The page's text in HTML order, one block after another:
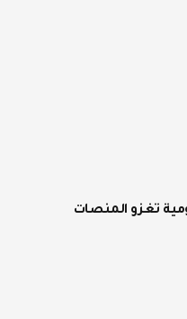
تغزو المنصات